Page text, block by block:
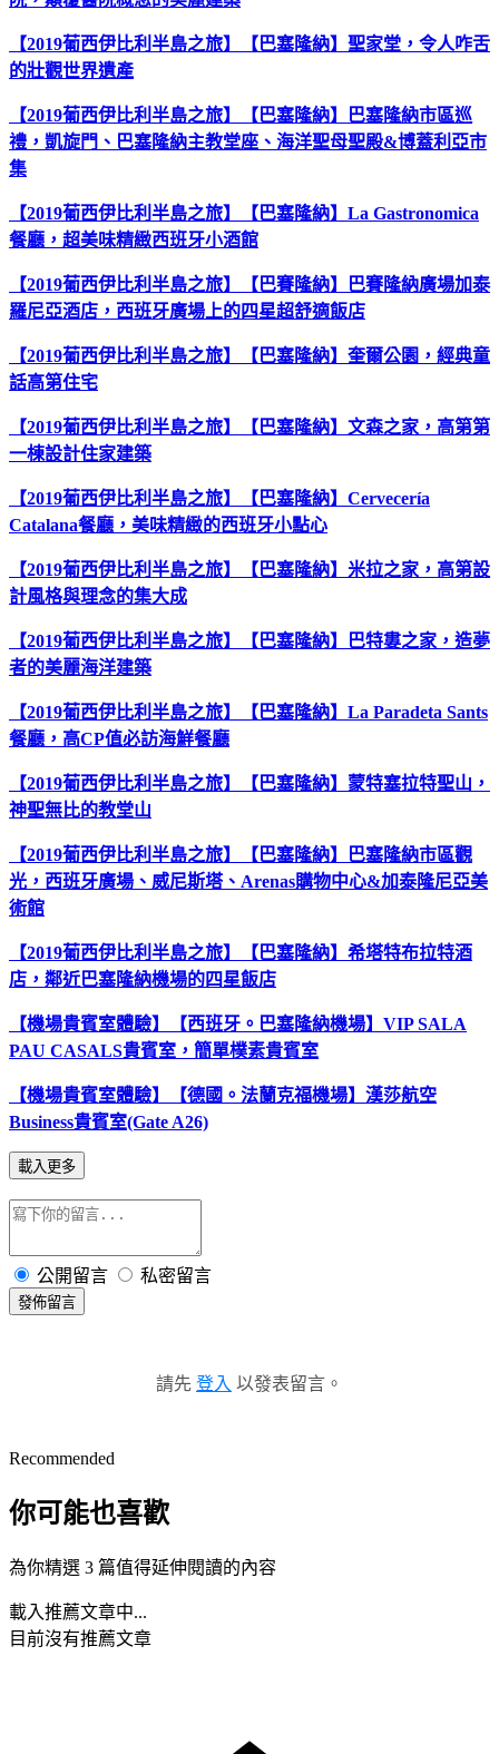
【2019葡西伊比利半島之旅】【巴塞隆納】聖家堂，令人咋舌
的壯觀世界遺產
【2019葡西伊比利半島之旅】【巴塞隆納】巴塞隆納市區巡
禮，凱旋門、巴塞隆納主教堂座、海洋聖母聖殿&博蓋利亞市
集
【2019葡西伊比利半島之旅】【巴塞隆納】La Gastronomica
餐廳，超美味精緻西班牙小酒館
【2019葡西伊比利半島之旅】【巴賽隆納】巴賽隆納廣場加泰
羅尼亞酒店，西班牙廣場上的四星超舒適飯店
【2019葡西伊比利半島之旅】【巴塞隆納】奎爾公園，經典童
話高第住宅
【2019葡西伊比利半島之旅】【巴塞隆納】文森之家，高第第
一棟設計住家建築
【2019葡西伊比利半島之旅】【巴塞隆納】Cervecería
Catalana餐廳，美味精緻的西班牙小點心
【2019葡西伊比利半島之旅】【巴塞隆納】米拉之家，高第設
計風格與理念的集大成
【2019葡西伊比利半島之旅】【巴塞隆納】巴特婁之家，造夢
者的美麗海洋建築
【2019葡西伊比利半島之旅】【巴塞隆納】La Paradeta Sants
餐廳，高CP值必訪海鮮餐廳
【2019葡西伊比利半島之旅】【巴塞隆納】蒙特塞拉特聖山，
神聖無比的教堂山
【2019葡西伊比利半島之旅】【巴塞隆納】巴塞隆納市區觀
光，西班牙廣場、威尼斯塔、Arenas購物中心&加泰隆尼亞美
術館
【2019葡西伊比利半島之旅】【巴塞隆納】希塔特布拉特酒
店，鄰近巴塞隆納機場的四星飯店
【機場貴賓室體驗】【西班牙。巴塞隆納機場】VIP SALA
PAU CASALS貴賓室，簡單樸素貴賓室
【機場貴賓室體驗】【德國。法蘭克福機場】漢莎航空
Business貴賓室(Gate A26)
載入更多
公開留言 私密留言
發佈留言
請先 登入 以發表留言。
Recommended
你可能也喜歡
為你精選 3 篇值得延伸閱讀的內容
載入推薦文章中...
目前沒有推薦文章